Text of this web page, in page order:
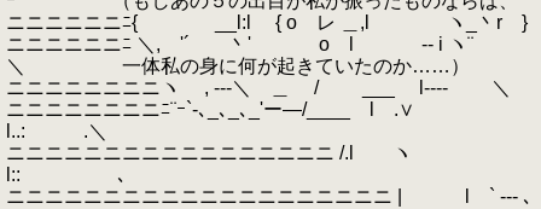
ニニニニニニﾆ{ __l:l { o レ ＿,l ヽ_丶r }
ニニニニニニﾆ ＼, '´ 丶' o l -- i ヽ¨
＼ 一体私の身に何が起きていたのか……）
ニニニニニニニニヽ , ---＼ ＿ / ___ l---- ＼
ニニニニニニニニﾆ¨ｰ`-､_､_､_'ー―/____ l .∨
l..: .＼
ニニニニニニニニニニニニニニニニニ /.l ヽ
l:: ､
ニニニニニニニニニニニニニニニニニニニニ | l ` --- ､